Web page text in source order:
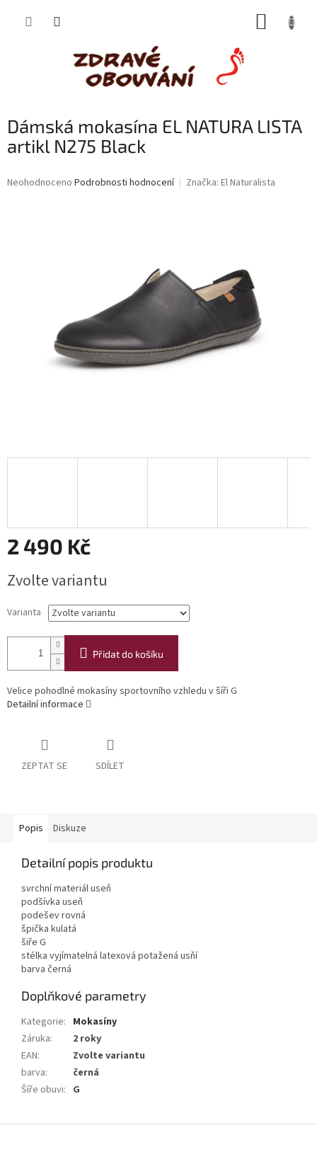
Dámská mokasína EL NATURA LISTA
artikl N275 Black
Průměrné
Neohodnoceno Podrobnosti hodnocení Značka: El Naturalista
2 490 Kč
cena:
Zvolte variantu
Varianta
Přidat do košíku
Velice pohodlné mokasíny sportovního vzhledu v šíři G
Detailní informace
ZEPTAT SE SDÍLET
Popis Diskuze
Detailní popis produktu
svrchní materiál useň
podšívka useň
podešev rovná
špička kulatá
šiře G
stélka vyjímatelná latexová potažená usňí
barva černá
Doplňkové parametry
Kategorie: Mokasíny
Záruka:
2 roky
EAN:
Zvolte variantu
barva:
černá
Šíře obuvi: G